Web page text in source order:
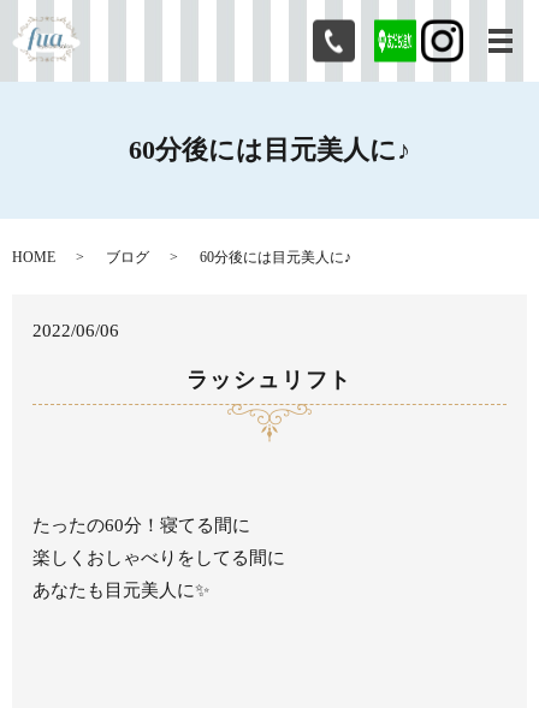
メ
60分後には目元美人に♪
HOME ブログ 60分後には目元美人に♪
2022/06/06
ラッシュリフト
たったの60分！寝てる間に
楽しくおしゃべりをしてる間に
あなたも目元美人に✨